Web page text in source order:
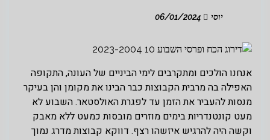
יוסי
אנחנו הולכים ומתקרבים לימי הביניים של העונה, התקופה
האפילה בה מרבית הקבוצות כבר הבינו את מקומן והן בעיקר
מנסות להעביר את הזמן עד לפגרת האולסטאר. השבוע לא
מעט קונטנדריות בימים מוזרים מובסות כמעט ללא מאבק
וקשה היה להרגיש איזשהו רצף. דווקא קבוצות מדרג נמוך